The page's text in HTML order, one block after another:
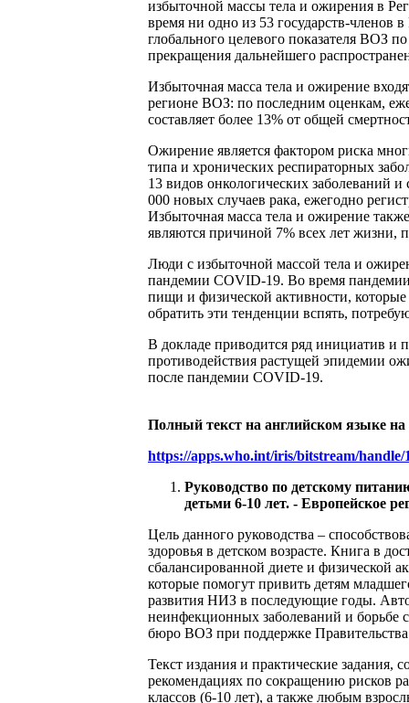
избыточной массы тела и ожирения в
время ни одно из 53 государств-членов
глобального целевого показателя ВОЗ
прекращения дальнейшего
Избыточная масса тела и ожирение
регионе ВОЗ: по последним оценкам,
составляет более 13% от общей
Ожирение является фактором риска
типа и хронических респираторных
13 видов онкологических заболеваний
000 новых случаев рака, ежегодно
Избыточная масса тела и ожирение
являются причиной 7% всех лет жизни,
Люди с избыточной массой тела и
пандемии COVID-19. Во время
пищи и физической активности,
обратить эти тенденции вспять,
В докладе приводится ряд инициатив и
противодействия растущей эпидемии
после пандемии COVID-19.
Полный текст на английском языке
https://apps.who.int/iris/bitstream/handle/
Руководство по детскому
детьми 6-10 лет. - Европейское
Цель данного руководства –
здоровья в детском возрасте. Книга в
сбалансированной диете и физической
которые помогут привить детям
развития НИЗ в последующие годы.
неинфекционных заболеваний и
бюро ВОЗ при поддержке
Текст издания и практические
рекомендациях по сокращению рисков
классов (‎6-10 лет)‎, а также любым